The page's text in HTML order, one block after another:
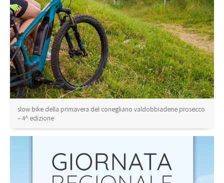
slow bike della primavera del conegliano valdobbiadene prosecco
– 4^ edizione